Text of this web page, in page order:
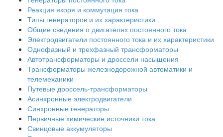
Реакция якоря и коммутация тока
Типы генераторов и их характеристики
Общие сведения о двигателях постоянного тока
Электродвигатели постоянного тока и их характеристики
Однофазный и трехфазный трансформаторы
Автотрансформаторы и дроссели насыщения
Трансформаторы железнодорожной автоматики и
телемеханики
Путевые дроссель-трансформаторы
Асинхронные электродвигатели
Синхронные генераторы
Первичные химические источники тока
Свинцовые аккумуляторы